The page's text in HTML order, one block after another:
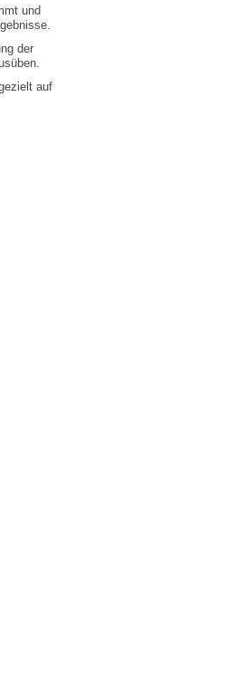
und
der
auf